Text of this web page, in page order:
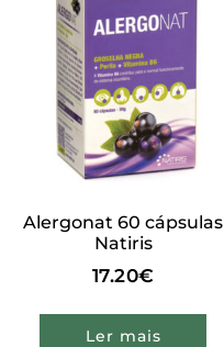
Alergonat 60 cápsulas
Natiris
17.20€
Ler mais